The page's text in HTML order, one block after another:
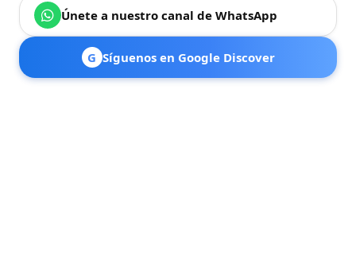
Únete a nuestro canal de WhatsApp
G Síguenos en Google Discover